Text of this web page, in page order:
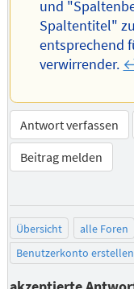
und
Spaltentitel"
entsprechend
verwirrender.
Antwort verfassen
Beitrag melden
Übersicht alle Foren
Benutzerkonto erstellen